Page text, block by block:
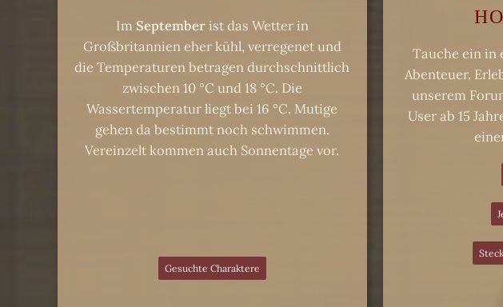
Tauche ein in
Abenteuer.
unserem
User ab 15
Im Septemberist das Wetter in
Großbritannien eher kühl, verregenet und
die Temperaturen betragen durchschnittlich
zwischen 10 °C und 18 °C. Die
Wassertemperatur liegt bei 16 °C. Mutige
gehen da bestimmt noch schwimmen.
Vereinzelt kommen auch Sonnentage vor.
Gesuchte Charaktere